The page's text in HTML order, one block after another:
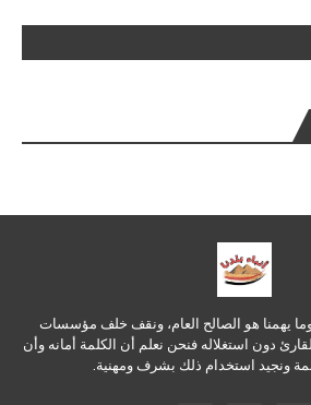
يهمنا هو الصالح العام، ونقف خلف مؤسسات
دون استغلاله فنحن نعلم أن الكلمة أمانه وأن
ونجيد استخدام ذلك بشرف ومهنية.